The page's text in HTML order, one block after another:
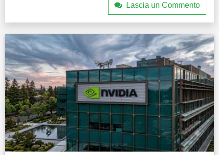
Lascia un Commento